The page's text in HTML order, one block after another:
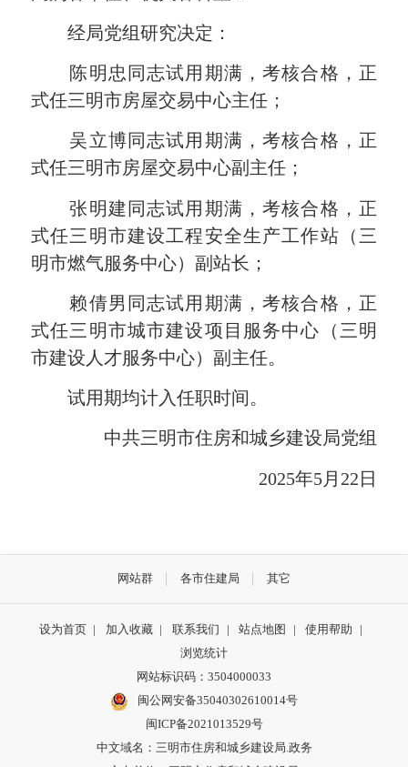
经局党组研究决定：
陈明忠同志试用期满，考核合格，正
式任三明市房屋交易中心主任；
吴立博同志试用期满，考核合格，正
式任三明市房屋交易中心副主任；
张明建同志试用期满，考核合格，正
式任三明市建设工程安全生产工作站（三
明市燃气服务中心）副站长；
赖倩男同志试用期满，考核合格，正
式任三明市城市建设项目服务中心（三明
市建设人才服务中心）副主任。
试用期均计入任职时间。
中共三明市住房和城乡建设局党组
2025年5月22日
网站群 各市住建局 其它
设为首页 | 加入收藏 | 联系我们 | 站点地图 | 使用帮助
|
浏览统计
网站标识码：3504000033
闽公网安备35040302610014号
闽ICP备2021013529号
中文域名：三明市住房和城乡建设局.政务